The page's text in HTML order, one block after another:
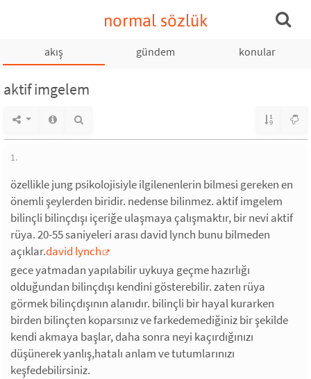
normal sözlük
akış gündem konular
aktif imgelem
1.
özellikle jung psikolojisiyle ilgilenenlerin bilmesi gereken en
önemli şeylerden biridir. nedense bilinmez. aktif imgelem
bilinçli bilinçdışı içeriğe ulaşmaya çalışmaktır, bir nevi aktif
rüya. 20-55 saniyeleri arası david lynch bunu bilmeden
açıklar.david lynch
gece yatmadan yapılabilir uykuya geçme hazırlığı
olduğundan bilinçdışı kendini gösterebilir. zaten rüya
görmek bilinçdışının alanıdır. bilinçli bir hayal kurarken
birden bilinçten koparsınız ve farkedemediğiniz bir şekilde
kendi akmaya başlar, daha sonra neyi kaçırdığınızı
düşünerek yanlış,hatalı anlam ve tutumlarınızı
keşfedebilirsiniz.